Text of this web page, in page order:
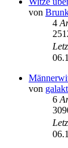
von
4
von
6